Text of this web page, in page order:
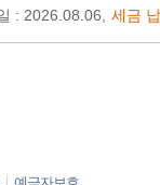
: 2026.08.06, 세금